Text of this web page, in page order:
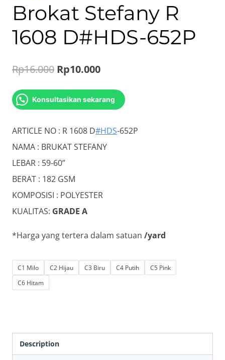
Brokat Stefany R
1608 D#HDS-652P
Rp16.000 Original
price
was:
Rp16.000.
Rp10.000Current
price
is:
Rp10.000.
Konsultasikan sekarang
ARTICLE NO : R 1608 D#HDS-652P
NAMA : BRUKAT STEFANY
LEBAR : 59-60”
BERAT : 182 GSM
KOMPOSISI : POLYESTER
KUALITAS: GRADE A
*Harga yang tertera dalam satuan /yard
C1 Milo C2 Hijau C3 Biru C4 Putih
C5 Pink
C6 Hitam
Description